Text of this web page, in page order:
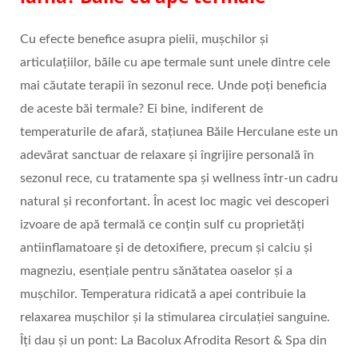
Cu efecte benefice asupra pielii, mușchilor și
articulațiilor, băile cu ape termale sunt unele dintre cele
mai căutate terapii în sezonul rece. Unde poți beneficia
de aceste băi termale? Ei bine, indiferent de
temperaturile de afară, stațiunea Băile Herculane este un
adevărat sanctuar de relaxare și îngrijire personală în
sezonul rece, cu tratamente spa și wellness într-un cadru
natural și reconfortant. În acest loc magic vei descoperi
izvoare de apă termală ce conțin sulf cu proprietăți
antiinflamatoare și de detoxifiere, precum și calciu și
magneziu, esențiale pentru sănătatea oaselor și a
mușchilor. Temperatura ridicată a apei contribuie la
relaxarea mușchilor și la stimularea circulației sanguine.
Îți dau și un pont: La Bacolux Afrodita Resort & Spa din